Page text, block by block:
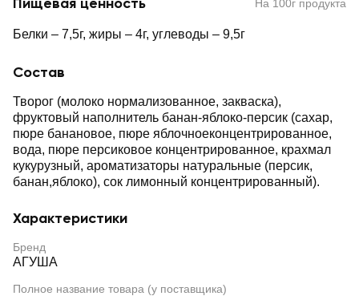
На 100г продукта
Белки – 7,5г, жиры – 4г, углеводы – 9,5г
Состав
Творог (молоко нормализованное, закваска),
фруктовый наполнитель банан-яблоко-персик (сахар,
пюре банановое, пюре яблочноеконцентрированное,
вода, пюре персиковое концентрированное, крахмал
кукурузный, ароматизаторы натуральные (персик,
банан,яблоко), сок лимонный концентрированный).
Характеристики
Бренд
АГУША
Полное название товара (у поставщика)